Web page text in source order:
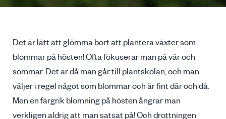
Det är lätt att glömma bort att plantera växter som
blommar på hösten! Ofta fokuserar man på vår och
sommar. Det är då man går till plantskolan, och man
väljer i regel något som blommar och är fint där och då.
Men en färgrik blomning på hösten ångrar man
verkligen aldrig att man satsat på! Och drottningen